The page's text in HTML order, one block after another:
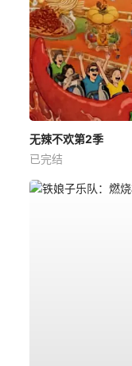
无辣不欢第2季
已完结